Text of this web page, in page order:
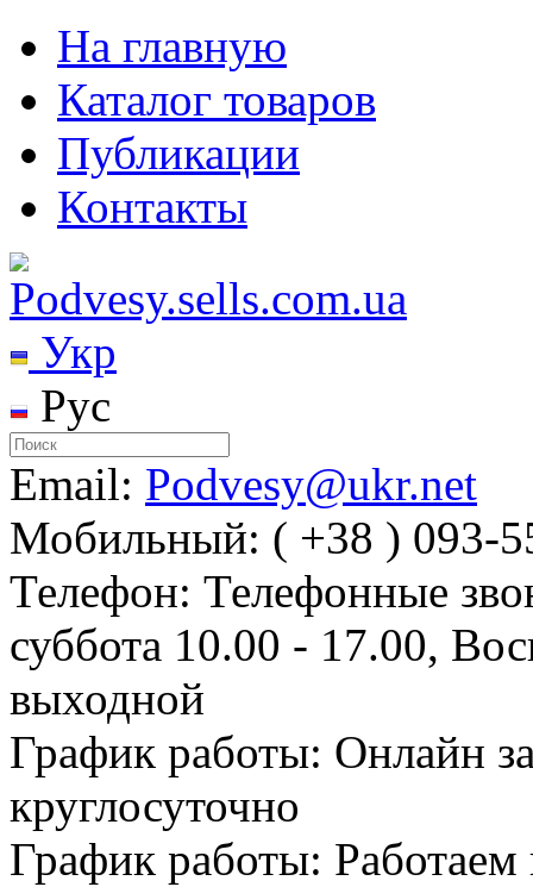
На главную
Каталог товаров
Публикации
Контакты
Укр
Рус
Email: Podvesy@ukr.net
Мобильный: ( +38 ) 093-
Телефон: Телефонные
суббота 10.00 - 17.00,
выходной
График работы: Онлайн
круглосуточно
График работы: Работаем